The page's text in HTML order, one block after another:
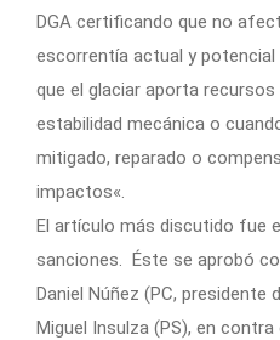
DGA certificando que no
escorrentía actual y potencial
que el glaciar aporta
estabilidad mecánica o
mitigado, reparado o
impactos«.
El artículo más discutido fue
sanciones. Éste se aprobó
Daniel Núñez (PC, presidente
Miguel Insulza (PS), en